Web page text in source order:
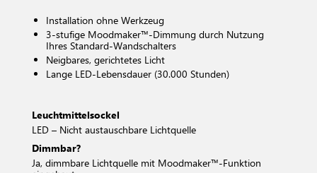
Installation ohne Werkzeug
3-stufige Moodmaker™-Dimmung durch Nutzung
Ihres Standard-Wandschalters
Neigbares, gerichtetes Licht
Lange LED-Lebensdauer (30.000 Stunden)
Leuchtmittelsockel
LED – Nicht austauschbare Lichtquelle
Dimmbar?
Ja, dimmbare Lichtquelle mit Moodmaker™-Funktion